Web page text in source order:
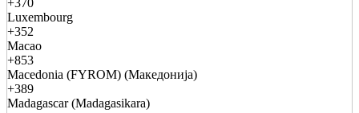
+370
Luxembourg
+352
Macao
+853
Macedonia (FYROM) (Македонија)
+389
Madagascar (Madagasikara)